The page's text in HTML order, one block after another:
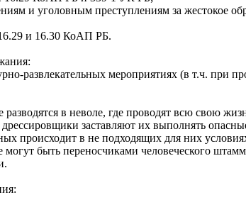
и уголовным преступлениям за жестокое
и 16.30 КоАП РБ.
развлекательных мероприятиях (в т.ч. при
в неволе, где проводят всю свою
заставляют их выполнять
происходит в не подходящих для них
быть переносчиками человеческого